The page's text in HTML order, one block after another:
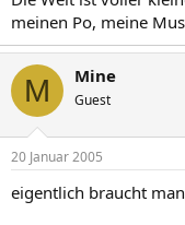
meinen Po, meine
M Mine
Guest
20 Januar 2005
eigentlich braucht